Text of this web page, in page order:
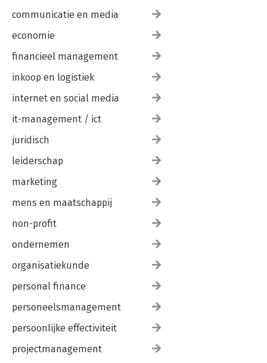
communicatie en media
economie
financieel management
inkoop en logistiek
internet en social media
it-management / ict
juridisch
leiderschap
marketing
mens en maatschappij
non-profit
ondernemen
organisatiekunde
personal finance
personeelsmanagement
persoonlijke effectiviteit
projectmanagement